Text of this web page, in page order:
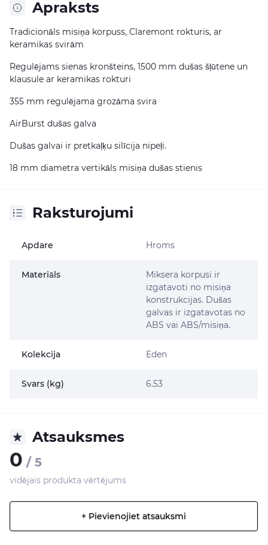
Apraksts
Tradicionāls misiņa korpuss, Claremont rokturis, ar
keramikas svirām
Regulējams sienas kronšteins, 1500 mm dušas šļūtene un
klausule ar keramikas rokturi
355 mm regulējama grozāma svira
AirBurst dušas galva
Dušas galvai ir pretkaļķu silīcija nipeļi.
18 mm diametra vertikāls misiņa dušas stienis
Raksturojumi
Apdare Hroms
Materiāls
Miksera korpusi ir
izgatavoti no misiņa
konstrukcijas. Dušas
galvas ir izgatavotas no
ABS vai ABS/misiņa.
Kolekcija Eden
Svars (kg) 6.53
Atsauksmes
0 / 5
vidējais produkta vērtējums
+ Pievienojiet atsauksmi